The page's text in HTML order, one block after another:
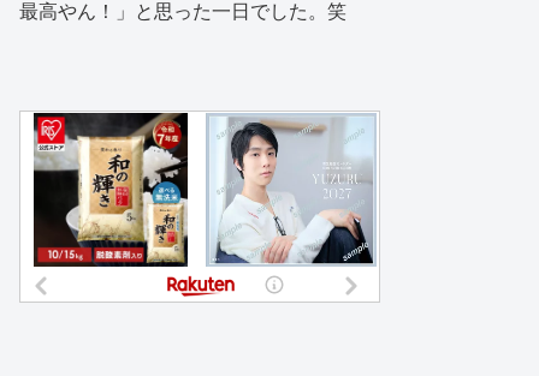
最高やん！」と思った一日でした。笑